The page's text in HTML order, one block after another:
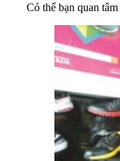
Có thể bạn quan tâm